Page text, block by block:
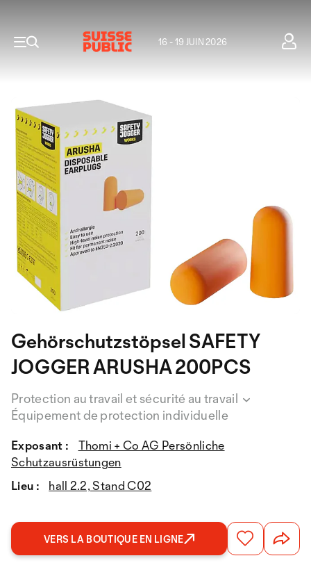
16 - 19 JUIN 2026
Gehörschutzstöpsel SAFETY
JOGGER ARUSHA 200PCS
Protection au travail et sécurité au travail
Équipement de protection individuelle
Exposant :
Thomi + Co AG Persönliche
Schutzausrüstungen
Lieu :
hall 2.2, Stand C02
VERS LA BOUTIQUE EN LIGNE